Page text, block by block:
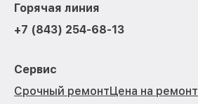
Горячая линия
+7 (843) 254-68-13
Сервис
Срочный ремонтЦена на ремонт